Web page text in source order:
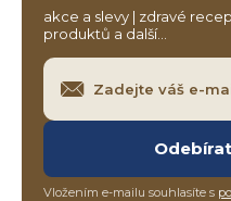
akce a slevy | zdravé
produktů a další…
Vložením e-mailu souhlasíte s